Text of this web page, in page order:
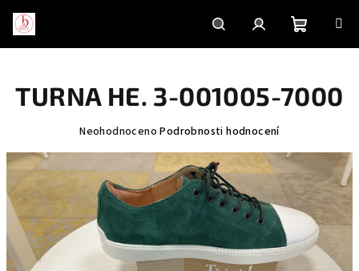
obsah
HledatPřihlášeníNákupní
košík
TURNA HE. 3-001005-7000
Průměrné
je
5
hvězdiček.
Neohodnoceno Podrobnosti hodnocení